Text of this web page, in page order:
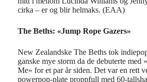
cirka – er og blir helmaks. (EAA)
The Beths: «Jump Rope Gazers»
New Zealandske The Beths tok
ganske mye storm da de debuterte med
Me» for et par år siden. Det var en rett
powerpop-plate proppfull med 60-